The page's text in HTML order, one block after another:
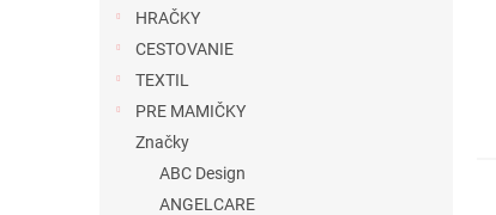
HRAČKY
CESTOVANIE
TEXTIL
PRE MAMIČKY
Značky
ABC Design
ANGELCARE